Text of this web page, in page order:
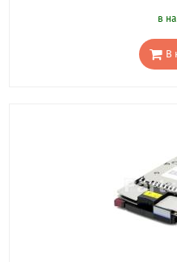
в
В